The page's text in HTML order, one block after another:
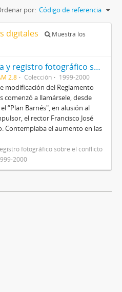
por: Código de referencia
digitales
Muestra los
Hemerografía y registro fotográfico sobre el conflicto universitario de 1999-2000
2.8 Colección 1999-2000
modificación del Reglamento
comenzó a llamársele, desde
“Plan Barnés", en alusión al
el rector Francisco José
Contemplaba el aumento en las
fotográfico sobre el conflicto
2000